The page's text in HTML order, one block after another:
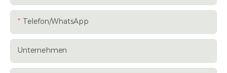
Telefon/WhatsApp
Unternehmen